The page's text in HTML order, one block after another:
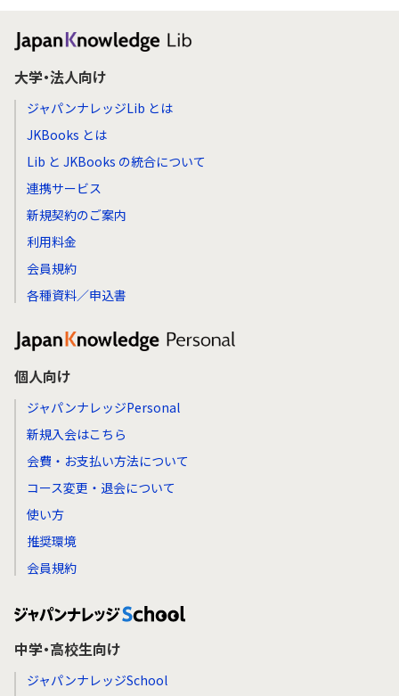
大学・法人向け
ジャパンナレッジLib とは
JKBooks とは
Lib と JKBooks の統合について
連携サービス
新規契約のご案内
利用料金
会員規約
各種資料／申込書
個人向け
ジャパンナレッジPersonal
新規入会はこちら
会費・お支払い方法について
コース変更・退会について
使い方
推奨環境
会員規約
中学・高校生向け
ジャパンナレッジSchool